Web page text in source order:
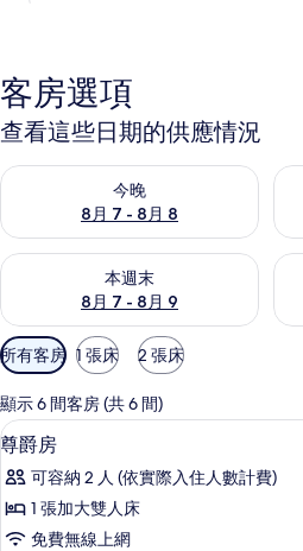
客房選項
查看這些日期的供應情況
今晚
8月 7 - 8月 8
查看今晚 (8月 7 - 8月 8) 的供應情況查
本週末
8月 7 - 8月 9
查看本週末 (8月 7 - 8月 9) 的供應情況
查
可
用
的
客
房
篩
選
條
所有客房 1 張床 2 張床
顯示 6 間客房 (共 6 間)
顯
示
尊
爵
低
12
尊爵房
可容納 2 人 (依實際入住人數計費)
1 張加大雙人床
免費無線上網